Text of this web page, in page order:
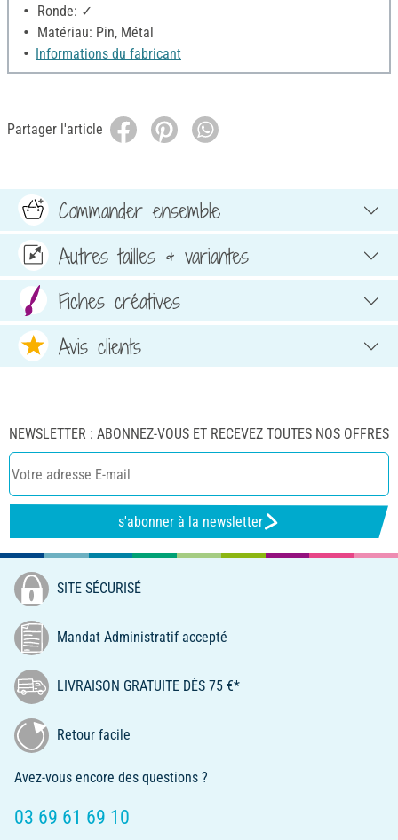
Ronde: ✓
Matériau: Pin, Métal
Informations du fabricant
Partager l'article
Commander ensemble
Autres tailles & variantes
Fiches créatives
Avis clients
NEWSLETTER : ABONNEZ-VOUS ET RECEVEZ TOUTES NOS OFFRES
s'abonner à la newsletter
SITE SÉCURISÉ
Mandat Administratif accepté
LIVRAISON GRATUITE DÈS 75 €*
Retour facile
Avez-vous encore des questions ?
03 69 61 69 10